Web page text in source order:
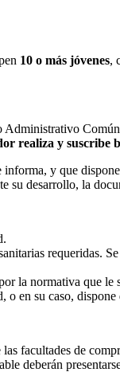
10 o más jóvenes,
realiza y suscribe
y que
su desarrollo, la
requeridas.
la normativa que
en su caso,
facultades de
deberán